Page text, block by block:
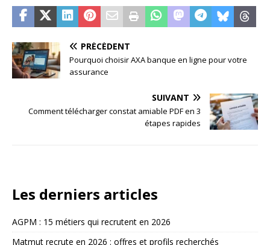
PRÉCÉDENT
Pourquoi choisir AXA banque en ligne pour votre
assurance
SUIVANT
Comment télécharger constat amiable PDF en 3
étapes rapides
Les derniers articles
AGPM : 15 métiers qui recrutent en 2026
Matmut recrute en 2026 : offres et profils recherchés